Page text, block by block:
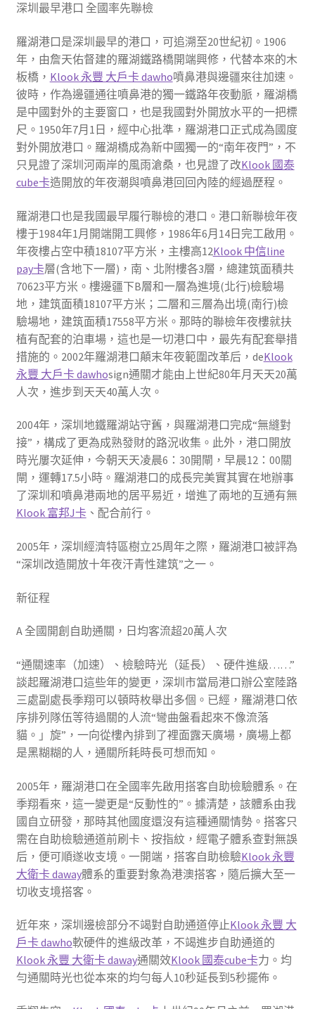
深圳最早港口 全國率先聯檢
羅湖港口是深圳最早的港口，可追溯至20世紀初。1906
年，由詹天佑督建的羅湖鐵路橋開端興修，代替本來的木
板橋， Klook 永豐 大戶卡 dawho噴鼻港與邊疆來往加速。
彼時，作為邊疆通往噴鼻港的獨一鐵路年夜動脈，羅湖橋
是中國對外的主要窗口，也是我國對外開放水平的一把標
尺。1950年7月1日，經中心批準，羅湖港口正式成為國度
對外開放港口。羅湖橋成為新中國獨一的“南年夜門”，不
只見證了深圳河兩岸的風雨滄桑，也見證了改Klook 國泰
cube卡造開放的年夜潮與噴鼻港回回內陸的經過歷程。
羅湖港口也是我國最早履行聯檢的港口。港口新聯檢年夜
樓于1984年1月開端開工興修，1986年6月14日完工啟用。
年夜樓占空中積18107平方米，主樓高12Klook 中信line
pay卡層(含地下一層)，南、北附樓各3層，總建筑面積共
70623平方米。樓邊疆下B層和一層為進境(北行)檢驗場
地，建筑面積18107平方米；二層和三層為出境(南行)檢
驗場地，建筑面積17558平方米。那時的聯檢年夜樓就扶
植有配套的泊車場，這也是一切港口中，最先有配套舉措
措施的。2002年羅湖港口顛末年夜範圍改革后，deKlook
永豐 大戶卡 dawhosign通關才能由上世紀80年月天天20萬
人次，進步到天天40萬人次。
2004年，深圳地鐵羅湖站守舊，與羅湖港口完成“無縫對
接”，構成了更為成熟發財的路況收集。此外，港口開放
時光屢次延伸，今朝天天凌晨6：30開閘，早晨12：00關
閘，運轉17.5小時。羅湖港口的成長完美實其實在地辦事
了深圳和噴鼻港兩地的居平易近，增進了兩地的互通有無
Klook 富邦J卡、配合前行。
2005年，深圳經濟特區樹立25周年之際，羅湖港口被評為
“深圳改造開放十年夜汗青性建筑”之一。
新征程
A 全國開創自助通關，日均客流超20萬人次
“通關速率（加速）、檢驗時光（延長）、硬件進級……”
談起羅湖港口這些年的變更，深圳市當局港口辦公室陸路
三處副處長季翔可以頓時枚舉出多個。已經，羅湖港口依
序排列隊伍等待過關的人流“彎曲盤看起來不像流落
貓。」旋”，一向從樓內排到了裡面露天廣場，廣場上都
是黑糊糊的人，通關所耗時長可想而知。
2005年，羅湖港口在全國率先啟用搭客自助檢驗體系。在
季翔看來，這一變更是“反動性的”。據清楚，該體系由我
國自立研發，那時其他國度還沒有這種通關情勢。搭客只
需在自助檢驗通道前刷卡、按指紋，經電子體系查對無誤
后，便可順遂收支境。一開端，搭客自助檢驗Klook 永豐
大衛卡 daway體系的重要對象為港澳搭客，隨后擴大至一
切收支境搭客。
近年來，深圳邊檢部分不竭對自助通道停止Klook 永豐 大
戶卡 dawho軟硬件的進級改革，不竭進步自助通道的
Klook 永豐 大衛卡 daway通關效Klook 國泰cube卡力。均
勻通關時光也從本來的均勻每人10秒延長到5秒擺佈。